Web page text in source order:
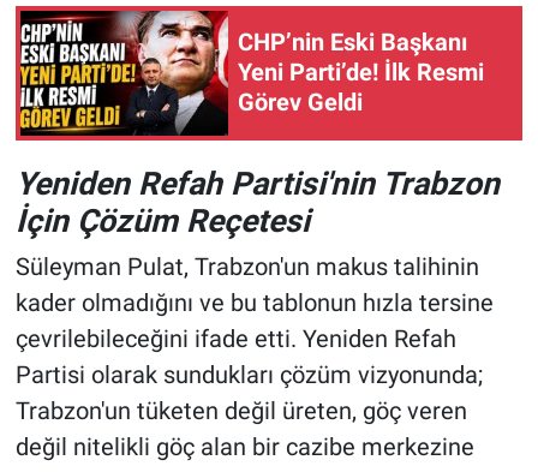
CHP’nin Eski Başkanı
Yeni Parti’de! İlk Resmi
Görev Geldi
Yeniden Refah Partisi'nin Trabzon
İçin Çözüm Reçetesi
Süleyman Pulat, Trabzon'un makus talihinin
kader olmadığını ve bu tablonun hızla tersine
çevrilebileceğini ifade etti. Yeniden Refah
Partisi olarak sundukları çözüm vizyonunda;
Trabzon'un tüketen değil üreten, göç veren
değil nitelikli göç alan bir cazibe merkezine